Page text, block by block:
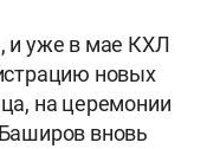
и уже в мае КХЛ
новых
на церемонии
вновь